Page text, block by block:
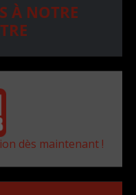
À NOTRE
dès maintenant !